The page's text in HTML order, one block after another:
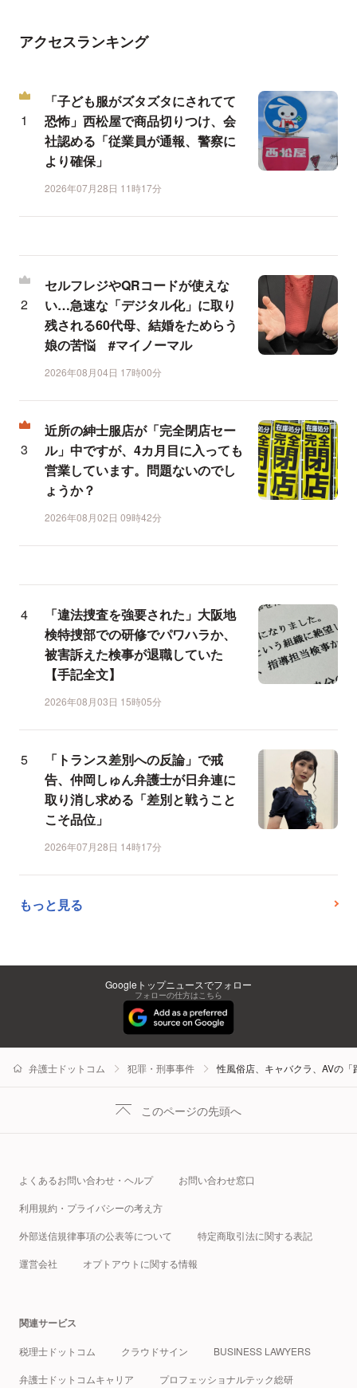
アクセスランキング
「子ども服がズタズタにされてて
恐怖」西松屋で商品切りつけ、会
社認める「従業員が通報、警察に
より確保」
2026年07月28日 11時17分
セルフレジやQRコードが使えな
い…急速な「デジタル化」に取り
残される60代母、結婚をためらう
娘の苦悩 #マイノーマル
2026年08月04日 17時00分
近所の紳士服店が「完全閉店セー
ル」中ですが、4カ月目に入っても
営業しています。問題ないのでし
ょうか？
2026年08月02日 09時42分
「違法捜査を強要された」大阪地
検特捜部での研修でパワハラか、
被害訴えた検事が退職していた
【手記全文】
2026年08月03日 15時05分
「トランス差別への反論」で戒
告、仲岡しゅん弁護士が日弁連に
取り消し求める「差別と戦うこと
こそ品位」
2026年07月28日 14時17分
もっと見る
Googleトップニュースでフォロー
フォローの仕方はこちら
弁護士ドットコム 犯罪・刑事事件 性風俗店、キャバクラ、AVの
このページの先頭へ
よくあるお問い合わせ・ヘルプ お問い合わせ窓口
利用規約・プライバシーの考え方
外部送信規律事項の公表等について 特定商取引法に関する表記
運営会社 オプトアウトに関する情報
関連サービス
税理士ドットコム クラウドサイン BUSINESS LAWYERS
弁護士ドットコムキャリア プロフェッショナルテック総研